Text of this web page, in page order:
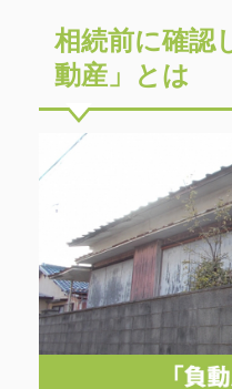
相続前に確認
動産」とは